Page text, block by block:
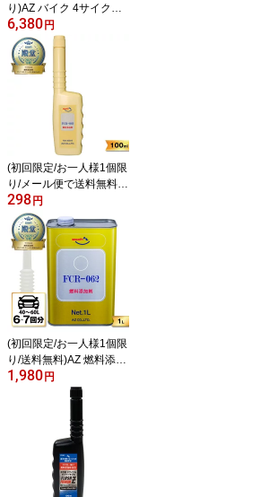
り)AZ バイク 4サイクル
エンジンオイル 4L [PAO
+エステル] 10W-50/MA2/
100%化学合成油/SL【M
EC-024 CIRCUIT AET】
10W50 2輪用 エンジンオ
イル 4Tオイル 4ストオイ
ル 4ストエンジンオイル
バイクオイル
6,380 円
(初回限定/お一人様1個限
り/メール便で送料無料)A
Z 燃料添加剤 【FCR-06
2】 100ml 独自処方のPE
A(ポリエーテルアミン)
ガソリン添加剤 ディーゼ
ル添加剤 ガソリン・ディ
ーゼルに
298 円
(初回限定/お一人様1個限
り/送料無料)AZ 燃料添加
剤 1L 【FCR-062】 [自動
車の場合40から60Lごと
剤 ディーゼル/ガソリン
兼用 添加剤 ディーゼル
添加剤 独自処方のPEA
(ポリエーテルアミン) ノ
ズル付【送料無料(北海
1,980 円